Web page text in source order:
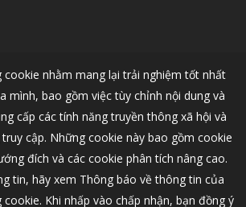
- Nhà Phân Phối Ô Tô Volvo Chính Thức
cookie nhằm mang lại trải nghiệm tốt nhất
mình, bao gồm việc tùy chỉnh nội dung và
cấp các tính năng truyền thông xã hội và
cập. Những cookie này bao gồm cookie
đích và các cookie phân tích nâng cao.
tin, hãy xem Thông báo về thông tin của
Khi nhấp vào chấp nhận, bạn đồng ý